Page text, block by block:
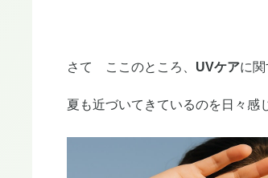
さて ここのところ、 UVケアに
夏も近づいてきているのを日々感